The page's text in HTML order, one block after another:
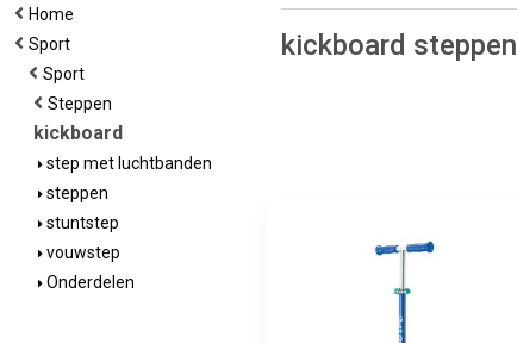
Home
Sport
Sport
Steppen
kickboard
step met luchtbanden
steppen
stuntstep
vouwstep
Onderdelen
kickboard steppen